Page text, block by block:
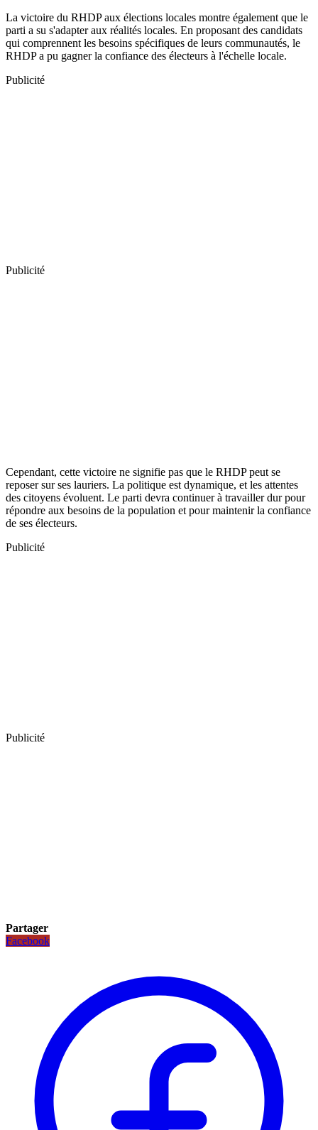
La victoire du RHDP aux élections locales montre également que le
parti a su s'adapter aux réalités locales. En proposant des candidats
qui comprennent les besoins spécifiques de leurs communautés, le
RHDP a pu gagner la confiance des électeurs à l'échelle locale.
Publicité
Publicité
Cependant, cette victoire ne signifie pas que le RHDP peut se
reposer sur ses lauriers. La politique est dynamique, et les attentes
des citoyens évoluent. Le parti devra continuer à travailler dur pour
répondre aux besoins de la population et pour maintenir la confiance
de ses électeurs.
Publicité
Publicité
Partager
Facebook